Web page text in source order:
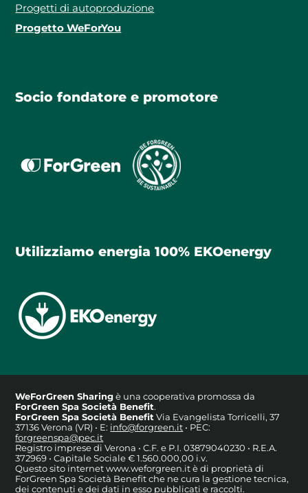
Progetti di autoproduzione
Progetto WeForYou
Socio fondatore e promotore
Utilizziamo energia 100% EKOenergy
WeForGreen Sharingè una cooperativa promossa da
ForGreen Spa Società Benefit.
ForGreen Spa Società Benefit Via Evangelista Torricelli, 37
37136 Verona (VR) • E: info@forgreen.it • PEC:
forgreenspa@pec.it
Registro imprese di Verona • C.F. e P.I. 03879040230 • R.E.A.
372969 • Capitale Sociale € 1.560.000,00 i.v.
Questo sito internet www.weforgreen.it è di proprietà di
ForGreen Spa Società Benefit che ne cura la gestione tecnica,
dei contenuti e dei dati in esso pubblicati e raccolti.